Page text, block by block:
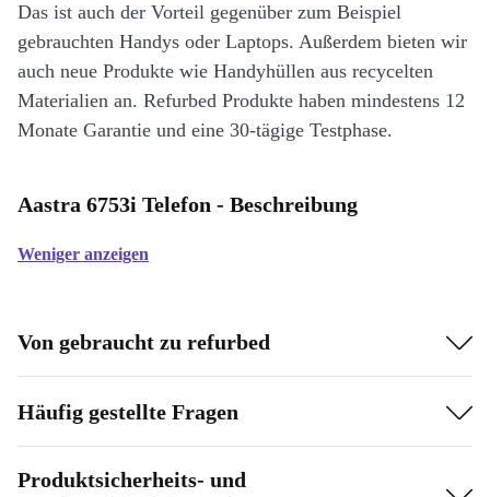
Das ist auch der Vorteil gegenüber zum Beispiel
gebrauchten Handys oder Laptops. Außerdem bieten wir
auch neue Produkte wie Handyhüllen aus recycelten
Materialien an. Refurbed Produkte haben mindestens 12
Monate Garantie und eine 30-tägige Testphase.
Aastra 6753i Telefon - Beschreibung
Weniger anzeigen
Von gebraucht zu refurbed
Häufig gestellte Fragen
Produktsicherheits- und